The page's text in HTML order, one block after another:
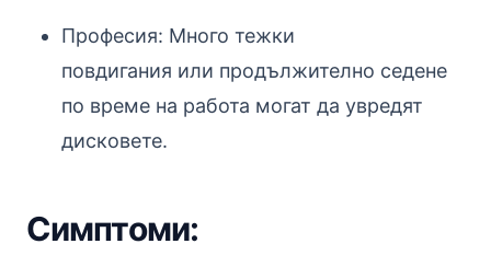
Професия: Много тежки
повдигания или продължително седене
по време на работа могат да увредят
дисковете.
Симптоми: